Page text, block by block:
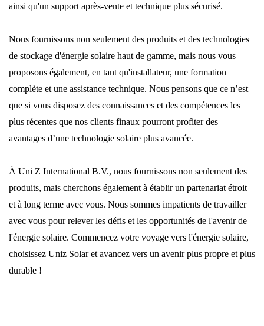
ainsi qu'un support après-vente et technique plus sécurisé.
Nous fournissons non seulement des produits et des technologies
de stockage d'énergie solaire haut de gamme, mais nous vous
proposons également, en tant qu'installateur, une formation
complète et une assistance technique. Nous pensons que ce n’est
que si vous disposez des connaissances et des compétences les
plus récentes que nos clients finaux pourront profiter des
avantages d’une technologie solaire plus avancée.
À Uni Z International B.V., nous fournissons non seulement des
produits, mais cherchons également à établir un partenariat étroit
et à long terme avec vous. Nous sommes impatients de travailler
avec vous pour relever les défis et les opportunités de l'avenir de
l'énergie solaire. Commencez votre voyage vers l'énergie solaire,
choisissez Uniz Solar et avancez vers un avenir plus propre et plus
durable !